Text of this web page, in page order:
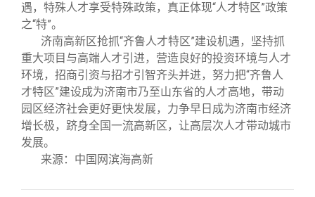
遇，特殊人才享受特殊政策，真正体现“人才特区”政策
之“特”。
济南高新区抢抓“齐鲁人才特区”建设机遇，坚持抓
重大项目与高端人才引进，营造良好的投资环境与人才
环境，招商引资与招才引智齐头并进，努力把“齐鲁人
才特区”建设成为济南市乃至山东省的人才高地，带动
园区经济社会更好更快发展，力争早日成为济南市经济
增长极，跻身全国一流高新区，让高层次人才带动城市
发展。
来源：中国网滨海高新